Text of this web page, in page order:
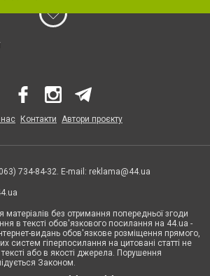
Контакти Автори проєкту
734-84-32. E-mail: reklama@44.ua
матеріалів без отримання попередньої згоди
в тексті обов'язкового посилання на 44.ua -
видань обов'язкове розміщення прямого,
систем гіперпосилання на цитовані статті не
або в якості джерела. Порушення
Законом.